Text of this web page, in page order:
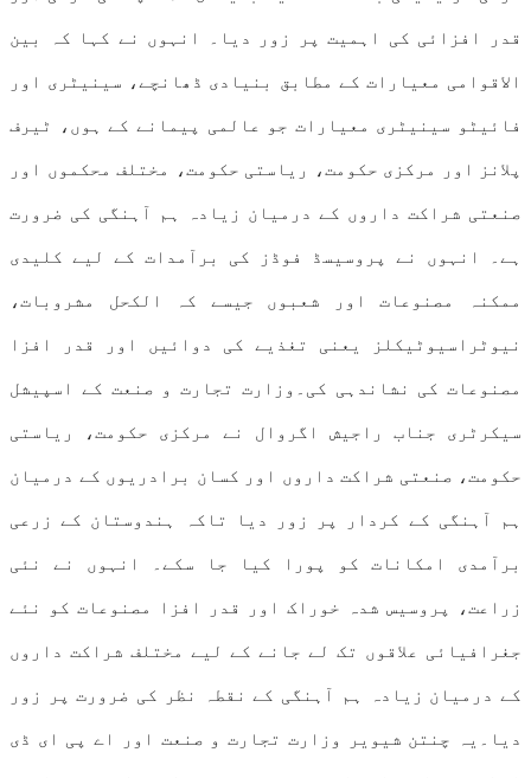
قدر افزائی کی اہمیت پر زور دیا۔ انہوں نے کہا کہ بین
الاقوامی معیارات کے مطابق بنیادی ڈھانچے، سینیٹری اور
فائیٹو سینیٹری معیارات جو عالمی پیمانے کے ہوں، ٹیرف
پلانز اور مرکزی حکومت، ریاستی حکومت، مختلف محکموں اور
صنعتی شراکت داروں کے درمیان زیادہ ہم آہنگی کی ضرورت
ہے۔ انہوں نے پروسیسڈ فوڈز کی برآمدات کے لیے کلیدی
ممکنہ مصنوعات اور شعبوں جیسے کہ الکحل مشروبات،
نیوٹراسیوٹیکلز یعنی تغذیے کی دوائیں اور قدر افزا
مصنوعات کی نشاندہی کی۔وزارت تجارت و صنعت کے اسپیشل
سیکرٹری جناب راجیش اگروال نے مرکزی حکومت، ریاستی
حکومت، صنعتی شراکت داروں اور کسان برادریوں کے درمیان
ہم آہنگی کے کردار پر زور دیا تاکہ ہندوستان کے زرعی
برآمدی امکانات کو پورا کیا جا سکے۔ انہوں نے نئی
زراعت، پروسیس شدہ خوراک اور قدر افزا مصنوعات کو نئے
جغرافیائی علاقوں تک لے جانے کے لیے مختلف شراکت داروں
کے درمیان زیادہ ہم آہنگی کے نقطہ نظر کی ضرورت پر زور
دیا۔یہ چنتن شیویر وزارت تجارت و صنعت اور اے پی ای ڈی